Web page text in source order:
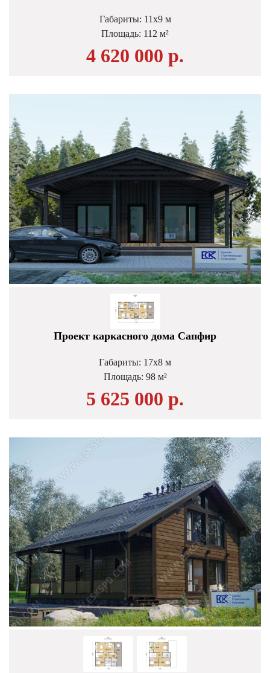
Габариты: 11х9 м
Площадь: 112 м²
4 620 000 р.
Проект каркасного дома Сапфир
Габариты: 17х8 м
Площадь: 98 м²
5 625 000 р.